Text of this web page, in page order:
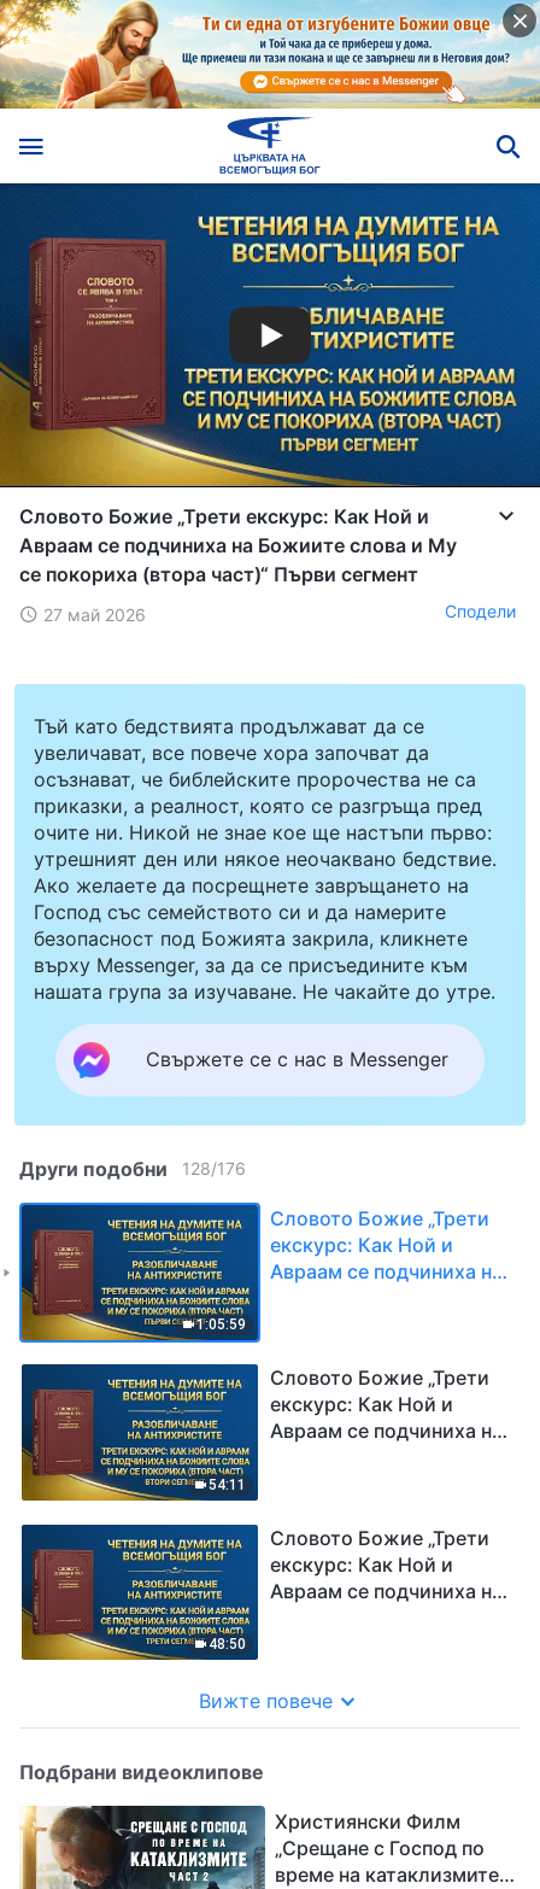
Словото Божие „Трети екскурс: Как Ной и
Авраам се подчиниха на Божиите слова и Му
се покориха (втора част)“ Първи сегмент
27 май 2026 Сподели
Тъй като бедствията продължават да се
увеличават, все повече хора започват да
осъзнават, че библейските пророчества не са
приказки, а реалност, която се разгръща пред
очите ни. Никой не знае кое ще настъпи първо:
утрешният ден или някое неочаквано бедствие.
Ако желаете да посрещнете завръщането на
Господ със семейството си и да намерите
безопасност под Божията закрила, кликнете
върху Messenger, за да се присъедините към
нашата група за изучаване. Не чакайте до утре.
Свържете се с нас в Messenger
Други подобни 128/176
1:05:59
Словото Божие „Трети
екскурс: Как Ной и
Авраам се подчиниха на
54:11
Словото Божие „Трети
екскурс: Как Ной и
Авраам се подчиниха на
48:50
Словото Божие „Трети
екскурс: Как Ной и
Авраам се подчиниха на
Вижте повече
Подбрани видеоклипове
Християнски Филм
„Срещане с Господ по
време на катаклизмите“